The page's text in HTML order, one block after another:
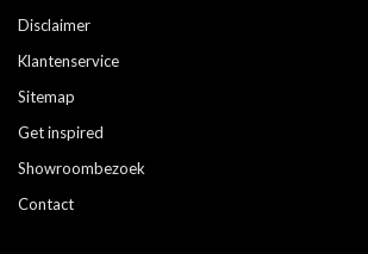
Disclaimer
Klantenservice
Sitemap
Get inspired
Showroombezoek
Contact